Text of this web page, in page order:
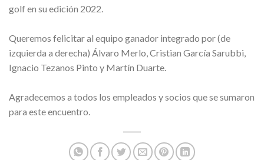
golf en su edición 2022.
Queremos felicitar al equipo ganador integrado por (de
izquierda a derecha) Álvaro Merlo, Cristian García Sarubbi,
Ignacio Tezanos Pinto y Martín Duarte.
Agradecemos a todos los empleados y socios que se sumaron
para este encuentro.